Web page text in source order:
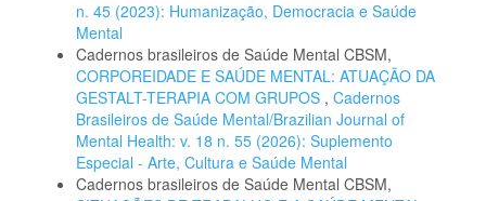
n. 45 (2023): Humanização, Democracia e Saúde
Mental
Cadernos brasileiros de Saúde Mental CBSM,
CORPOREIDADE E SAÚDE MENTAL: ATUAÇÃO DA
GESTALT-TERAPIA COM GRUPOS , Cadernos
Brasileiros de Saúde Mental/Brazilian Journal of
Mental Health: v. 18 n. 55 (2026): Suplemento
Especial - Arte, Cultura e Saúde Mental
Cadernos brasileiros de Saúde Mental CBSM,